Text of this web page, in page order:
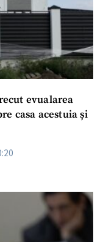
evualarea
casa acestuia și